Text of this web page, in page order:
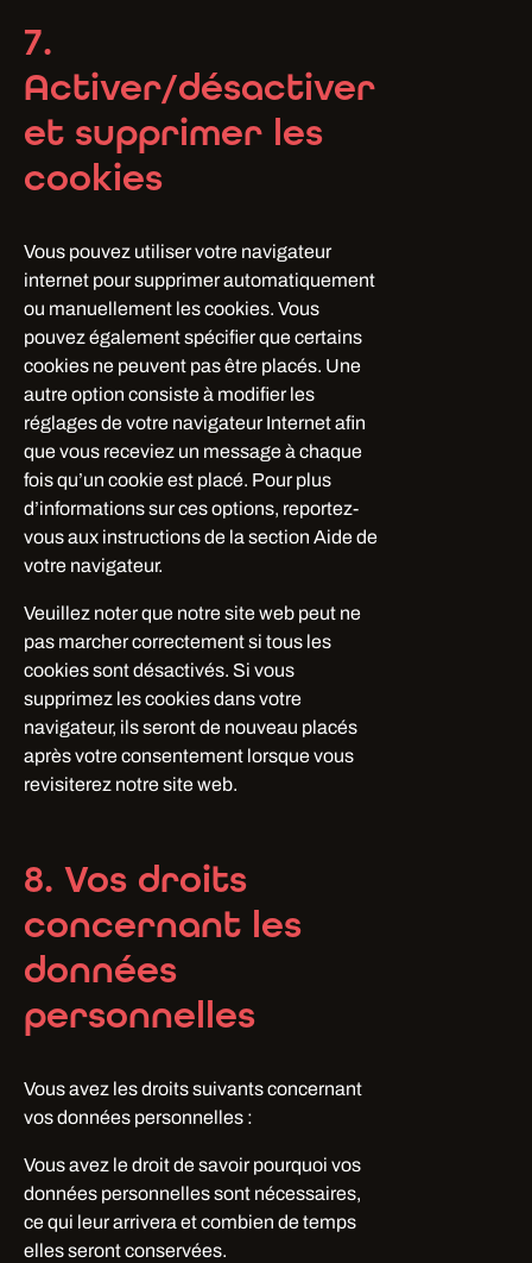
7.
Activer/désactiver
et supprimer les
cookies
Vous pouvez utiliser votre navigateur
internet pour supprimer automatiquement
ou manuellement les cookies. Vous
pouvez également spécifier que certains
cookies ne peuvent pas être placés. Une
autre option consiste à modifier les
réglages de votre navigateur Internet afin
que vous receviez un message à chaque
fois qu’un cookie est placé. Pour plus
d’informations sur ces options, reportez-
vous aux instructions de la section Aide de
votre navigateur.
Veuillez noter que notre site web peut ne
pas marcher correctement si tous les
cookies sont désactivés. Si vous
supprimez les cookies dans votre
navigateur, ils seront de nouveau placés
après votre consentement lorsque vous
revisiterez notre site web.
8. Vos droits
concernant les
données
personnelles
Vous avez les droits suivants concernant
vos données personnelles :
Vous avez le droit de savoir pourquoi vos
données personnelles sont nécessaires,
ce qui leur arrivera et combien de temps
elles seront conservées.